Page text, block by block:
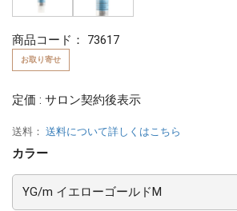
商品コード： 73617
お取り寄せ
定価 : サロン契約後表示
送料： 送料について詳しくはこちら
カラー